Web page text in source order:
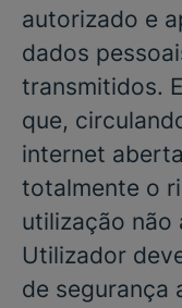
autorizado e
dados
transmitidos.
que,
internet
totalmente o
utilização não
Utilizador
de segurança